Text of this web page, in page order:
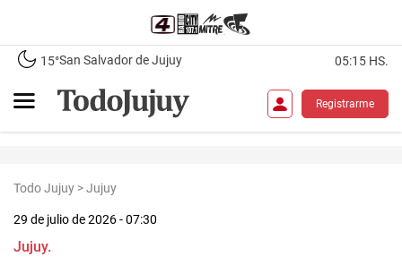
15°San Salvador de Jujuy 05:15 HS.
Registrarme
Todo Jujuy >Jujuy
29 de julio de 2026 - 07:30
Jujuy.